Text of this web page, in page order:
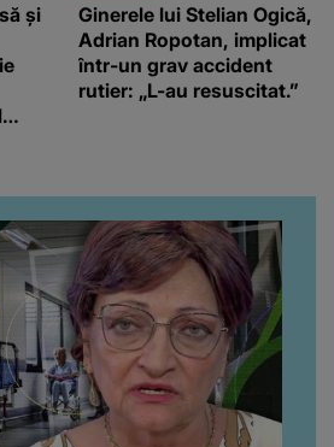
și
Ginerele lui Stelian Ogică,
Adrian Ropotan, implicat
într-un grav accident
rutier: „L-au resuscitat.”